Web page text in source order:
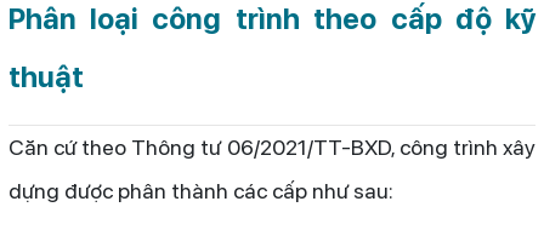
Phân loại công trình theo cấp độ kỹ
thuật
Căn cứ theo Thông tư 06/2021/TT-BXD, công trình xây
dựng được phân thành các cấp như sau: